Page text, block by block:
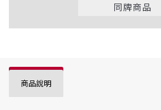
同牌商品
商品說明